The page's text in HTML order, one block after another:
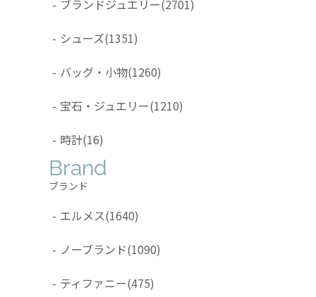
- ブランドジュエリー(2701)
- シューズ(1351)
- バッグ・小物(1260)
- 宝石・ジュエリー(1210)
- 時計(16)
Brand
ブランド
- エルメス(1640)
- ノーブランド(1090)
- ティファニー(475)